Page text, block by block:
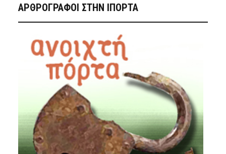
ΑΡΘΡΟΓΡΑΦΟΙ ΣΤΗΝ IΠΟΡΤΑ